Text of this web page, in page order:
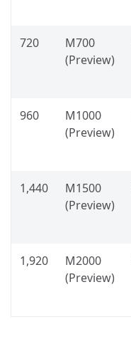
720
M700
(Preview)
960
M1000
(Preview)
1,440
M1500
(Preview)
1,920
M2000
(Preview)